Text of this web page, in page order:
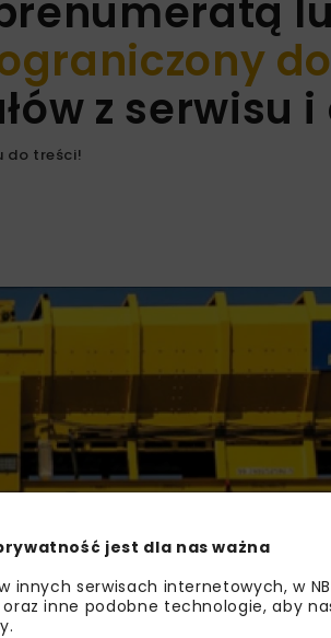
z serwisu
do treści!
jest dla nas ważna
innych serwisach internetowych, w
inne podobne technologie, aby